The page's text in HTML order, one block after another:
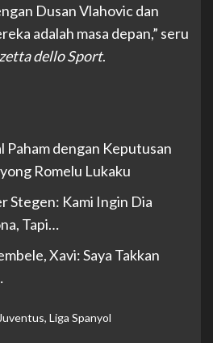
Dusan Vlahovic dan
adalah masa depan,” seru
dello Sport.
dengan Keputusan
Romelu Lukaku
Stegen: Kami Ingin Dia
Tapi…
Xavi: Saya Takkan
, Liga Spanyol